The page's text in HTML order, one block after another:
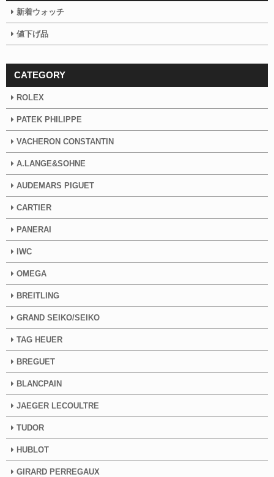
新着ウォッチ
値下げ品
CATEGORY
ROLEX
PATEK PHILIPPE
VACHERON CONSTANTIN
A.LANGE&SOHNE
AUDEMARS PIGUET
CARTIER
PANERAI
IWC
OMEGA
BREITLING
GRAND SEIKO/SEIKO
TAG HEUER
BREGUET
BLANCPAIN
JAEGER LECOULTRE
TUDOR
HUBLOT
GIRARD PERREGAUX